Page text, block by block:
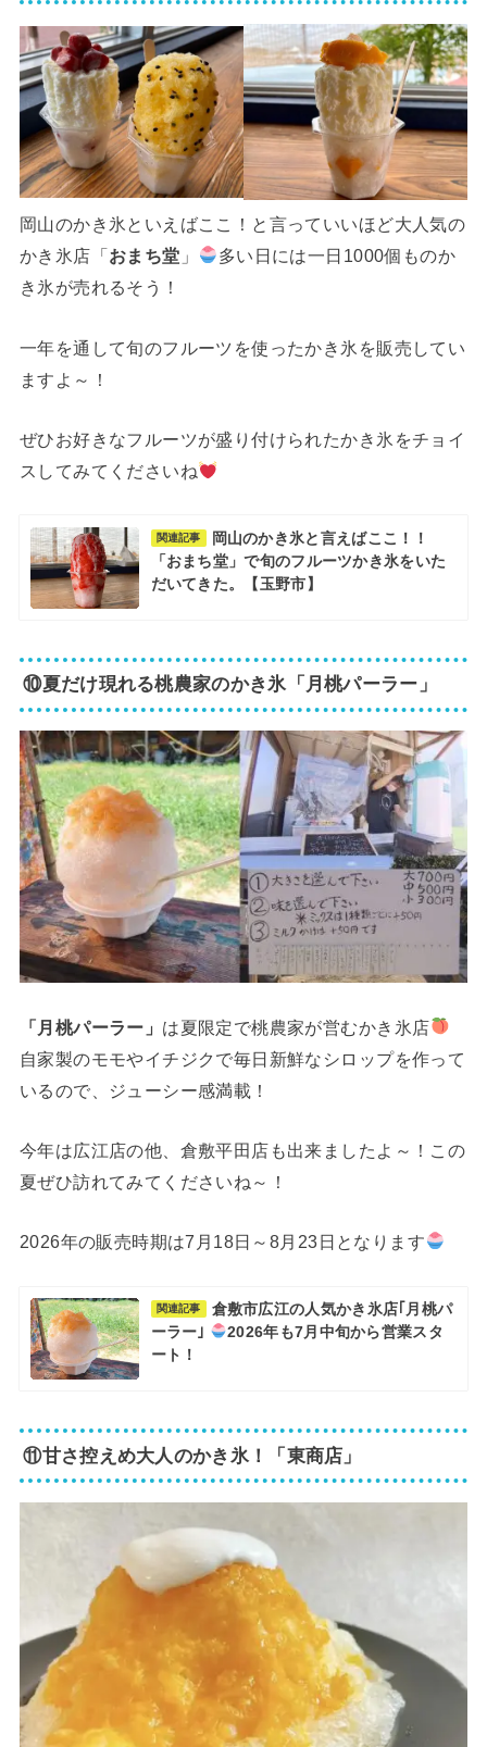
岡山のかき氷といえばここ！と言っていいほど大人気の
かき氷店「おまち堂 」
多い日には一日1000個ものか
き氷が売れるそう！
一年を通して旬のフルーツを使ったかき氷を販売してい
ますよ～！
ぜひお好きなフルーツが盛り付けられたかき氷をチョイ
スしてみてくださいね
関連記事
岡山のかき氷と言えばここ！！
「おまち堂」で旬のフルーツかき氷をいた
だいてきた。【玉野市】
⑩夏だけ現れる桃農家のかき氷「月桃パーラー」
「月桃パーラー」 は夏限定で桃農家が営むかき氷店
自家製のモモやイチジクで毎日新鮮なシロップを作って
いるので、ジューシー感満載！
今年は広江店の他、倉敷平田店も出来ましたよ～！この
夏ぜひ訪れてみてくださいね～！
2026年の販売時期は7月18日～8月23日となります
関連記事
倉敷市広江の人気かき氷店｢月桃パ
ーラー｣
2026年も7月中旬から営業スタ
ート！
⑪甘さ控えめ大人のかき氷！「東商店」